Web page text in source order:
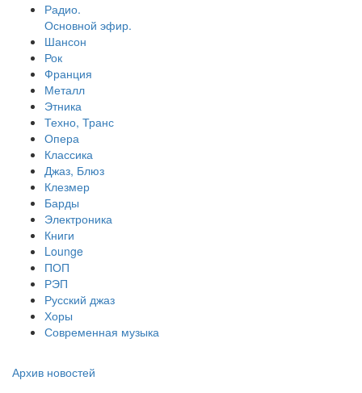
Радио.
Основной эфир.
Шансон
Рок
Франция
Металл
Этника
Техно, Транс
Опера
Классика
Джаз, Блюз
Клезмер
Барды
Электроника
Книги
Lounge
ПОП
РЭП
Русский джаз
Хоры
Современная музыка
Архив новостей